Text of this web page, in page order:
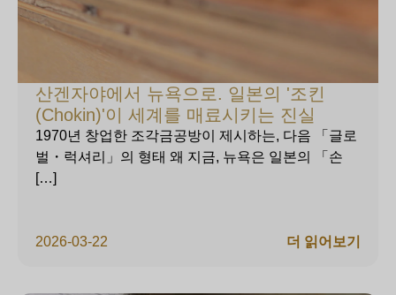
산겐자야에서 뉴욕으로. 일본의 '조킨
(Chokin)'이 세계를 매료시키는 진실
2026-03-22
1970년 창업한 조각금공방이 제시하는, 다음 「글로
벌・럭셔리」의 형태 왜 지금, 뉴욕은 일본의 「손
[…]
더 읽어보기